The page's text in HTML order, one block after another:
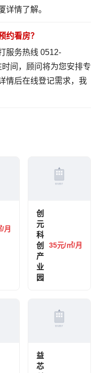
详情了解。
约看房？
服务热线 0512-
间，顾问将为您安排专
情后在线登记需求，我
月
创
元
科
创
产
业
园
35元/㎡/月
益
芯